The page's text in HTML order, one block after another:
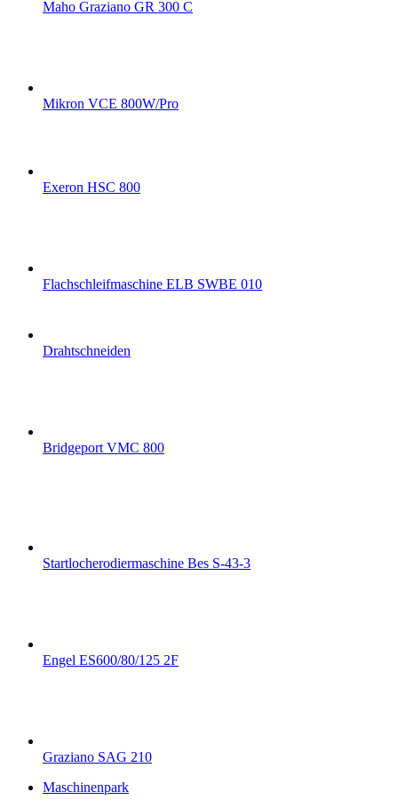
Maho Graziano GR 300 C
Mikron VCE 800W/Pro
Exeron HSC 800
Flachschleifmaschine ELB SWBE 010
Drahtschneiden
Bridgeport VMC 800
Startlocherodiermaschine Bes S-43-3
Engel ES600/80/125 2F
Graziano SAG 210
Maschinenpark